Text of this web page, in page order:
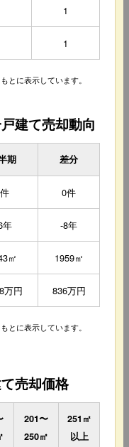
1
1
とに表示しています。
建て売却動向
期 差分
0件
年 -8年
㎡ 1959㎡
万円 836万円
とに表示しています。
売却価格
201〜
250㎡
251㎡
以上